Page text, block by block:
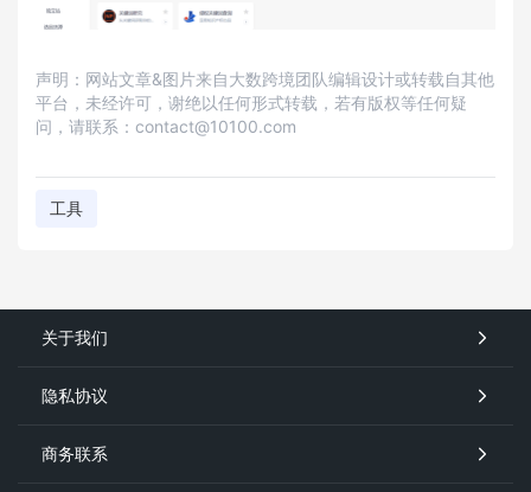
声明：网站文章&图片来自大数跨境团队编辑设计或转载自其他
平台，未经许可，谢绝以任何形式转载，若有版权等任何疑
问，请联系：contact@10100.com
工具
关于我们
隐私协议
商务联系